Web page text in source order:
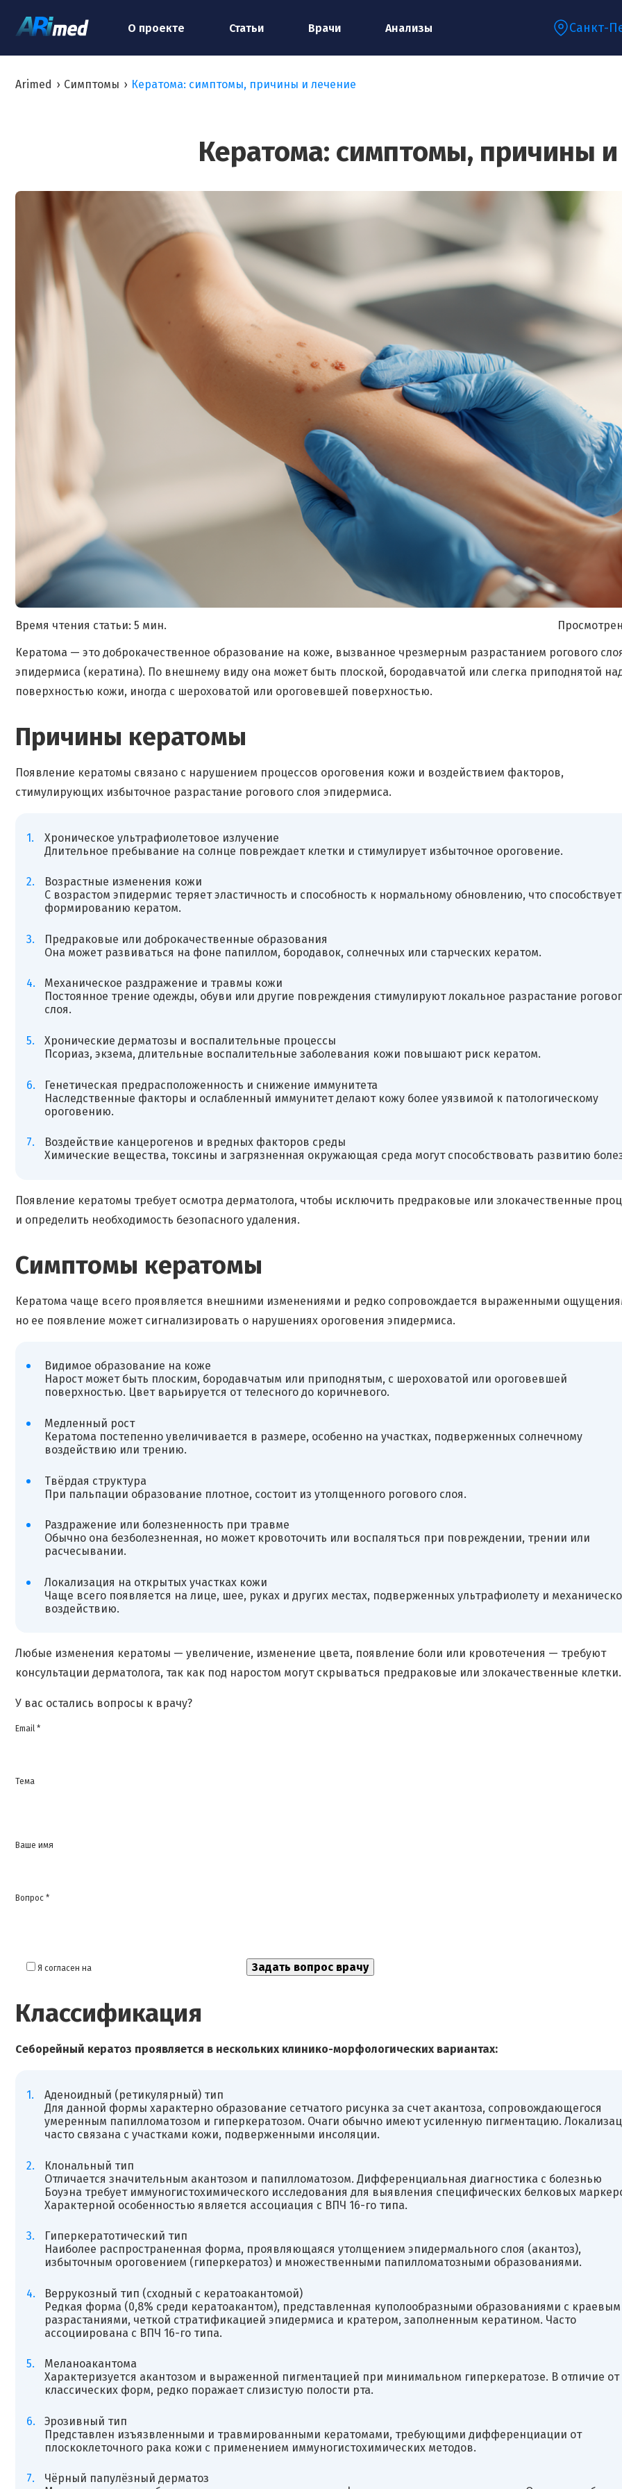
О проекте Статьи Врачи Анализы Санкт-
Arimed › Симптомы › Кератома: симптомы, причины и лечение
Кератома: симптомы, причины
Время чтения статьи: 5 мин.
Кератома — это доброкачественное образование на коже, вызванное чрезмерным разрастанием рогового
эпидермиса (кератина). По внешнему виду она может быть плоской, бородавчатой или слегка приподнятой
поверхностью кожи, иногда с шероховатой или ороговевшей поверхностью.
Причины кератомы
Появление кератомы связано с нарушением процессов ороговения кожи и воздействием факторов,
стимулирующих избыточное разрастание рогового слоя эпидермиса.
Хроническое ультрафиолетовое излучение
Длительное пребывание на солнце повреждает клетки и стимулирует избыточное ороговение.
Возрастные изменения кожи
С возрастом эпидермис теряет эластичность и способность к нормальному обновлению, что способствует
формированию кератом.
Предраковые или доброкачественные образования
Она может развиваться на фоне папиллом, бородавок, солнечных или старческих кератом.
Механическое раздражение и травмы кожи
Постоянное трение одежды, обуви или другие повреждения стимулируют локальное разрастание
слоя.
Хронические дерматозы и воспалительные процессы
Псориаз, экзема, длительные воспалительные заболевания кожи повышают риск кератом.
Генетическая предрасположенность и снижение иммунитета
Наследственные факторы и ослабленный иммунитет делают кожу более уязвимой к патологическому
ороговению.
Воздействие канцерогенов и вредных факторов среды
Химические вещества, токсины и загрязненная окружающая среда могут способствовать развитию
Появление кератомы требует осмотра дерматолога, чтобы исключить предраковые или злокачественные
и определить необходимость безопасного удаления.
Симптомы кератомы
Кератома чаще всего проявляется внешними изменениями и редко сопровождается выраженными
но ее появление может сигнализировать о нарушениях ороговения эпидермиса.
Видимое образование на коже
Нарост может быть плоским, бородавчатым или приподнятым, с шероховатой или ороговевшей
поверхностью. Цвет варьируется от телесного до коричневого.
Медленный рост
Кератома постепенно увеличивается в размере, особенно на участках, подверженных солнечному
воздействию или трению.
Твёрдая структура
При пальпации образование плотное, состоит из утолщенного рогового слоя.
Раздражение или болезненность при травме
Обычно она безболезненная, но может кровоточить или воспаляться при повреждении, трении или
расчесывании.
Локализация на открытых участках кожи
Чаще всего появляется на лице, шее, руках и других местах, подверженных ультрафиолету и
воздействию.
Любые изменения кератомы — увеличение, изменение цвета, появление боли или кровотечения — требуют
консультации дерматолога, так как под наростом могут скрываться предраковые или злокачественные клетки.
У вас остались вопросы к врачу?
Email *
Тема
Ваше имя
Вопрос *
Я согласен на
Классификация
Себорейный кератоз проявляется в нескольких клинико-морфологических вариантах:
Аденоидный (ретикулярный) тип
Для данной формы характерно образование сетчатого рисунка за счет акантоза, сопровождающегося
умеренным папилломатозом и гиперкератозом. Очаги обычно имеют усиленную пигментацию.
часто связана с участками кожи, подверженными инсоляции.
Клональный тип
Отличается значительным акантозом и папилломатозом. Дифференциальная диагностика с болезнью
Боуэна требует иммуногистохимического исследования для выявления специфических белковых
Характерной особенностью является ассоциация с ВПЧ 16-го типа.
Гиперкератотический тип
Наиболее распространенная форма, проявляющаяся утолщением эпидермального слоя (акантоз),
избыточным ороговением (гиперкератоз) и множественными папилломатозными образованиями.
Веррукозный тип (сходный с кератоакантомой)
Редкая форма (0,8% среди кератоакантом), представленная куполообразными образованиями с
разрастаниями, четкой стратификацией эпидермиса и кратером, заполненным кератином. Часто
ассоциирована с ВПЧ 16-го типа.
Меланоакантома
Характеризуется акантозом и выраженной пигментацией при минимальном гиперкератозе. В отличие от
классических форм, редко поражает слизистую полости рта.
Эрозивный тип
Представлен изъязвленными и травмированными кератомами, требующими дифференциации от
плоскоклеточного рака кожи с применением иммуногистохимических методов.
Чёрный папулёзный дерматоз
Ваш e-mail:*
Я согласен наобработку моих персональных данных